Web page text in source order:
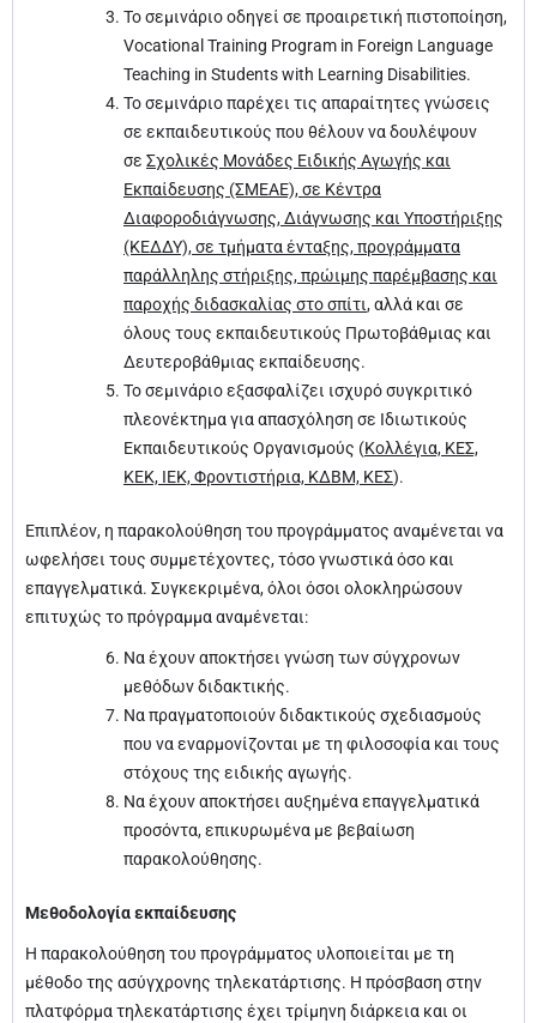
Το σεμινάριο οδηγεί σε προαιρετική πιστοποίηση,
Vocational Training Program in Foreign Language
Teaching in Students with Learning Disabilities.
Το σεμινάριο παρέχει τις απαραίτητες γνώσεις
σε εκπαιδευτικούς που θέλουν να δουλέψουν
σε Σχολικές Μονάδες Ειδικής Αγωγής και
Εκπαίδευσης (ΣΜΕΑΕ), σε Κέντρα
Διαφοροδιάγνωσης, Διάγνωσης και Υποστήριξης
(ΚΕΔΔΥ), σε τμήματα ένταξης, προγράμματα
παράλληλης στήριξης, πρώιμης παρέμβασης και
παροχής διδασκαλίας στο σπίτι, αλλά και σε
όλους τους εκπαιδευτικούς Πρωτοβάθμιας και
Δευτεροβάθμιας εκπαίδευσης.
Το σεμινάριο εξασφαλίζει ισχυρό συγκριτικό
πλεονέκτημα για απασχόληση σε Ιδιωτικούς
Εκπαιδευτικούς Οργανισμούς (Κολλέγια, ΚΕΣ,
ΚΕΚ, ΙΕΚ, Φροντιστήρια, ΚΔΒΜ, ΚΕΣ).
Επιπλέον, η παρακολούθηση του προγράμματος αναμένεται να
ωφελήσει τους συμμετέχοντες, τόσο γνωστικά όσο και
επαγγελματικά. Συγκεκριμένα, όλοι όσοι ολοκληρώσουν
επιτυχώς το πρόγραμμα αναμένεται:
Να έχουν αποκτήσει γνώση των σύγχρονων
μεθόδων διδακτικής.
Να πραγματοποιούν διδακτικούς σχεδιασμούς
που να εναρμονίζονται με τη φιλοσοφία και τους
στόχους της ειδικής αγωγής.
Να έχουν αποκτήσει αυξημένα επαγγελματικά
προσόντα, επικυρωμένα με βεβαίωση
παρακολούθησης.
Μεθοδολογία εκπαίδευσης
Η παρακολούθηση του προγράμματος υλοποιείται με τη
μέθοδο της ασύγχρονης τηλεκατάρτισης. Η πρόσβαση στην
πλατφόρμα τηλεκατάρτισης έχει τρίμηνη διάρκεια και οι